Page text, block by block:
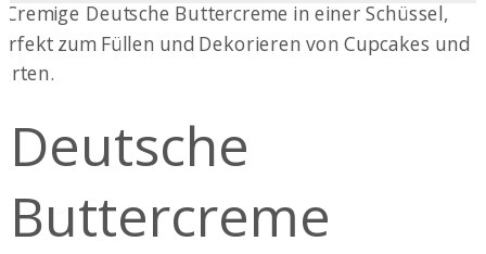
Deutsche
Buttercreme
Deutsche
Buttercreme